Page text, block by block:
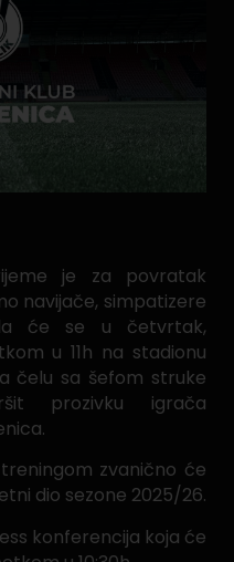
je za povratak
navijače, simpatizere
će se u četvrtak,
u 11h na stadionu
čelu sa šefom struke
prozivku igrača
zvanično će
dio sezone 2025/26.
konferencija koja će